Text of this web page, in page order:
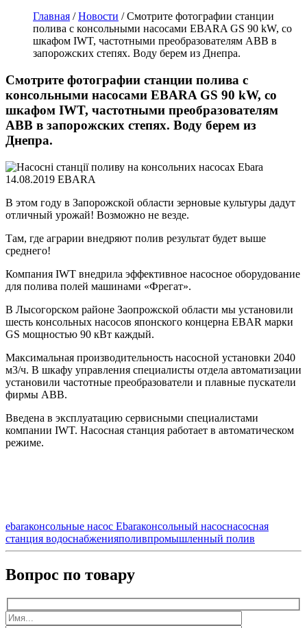
Главная /Новости /Смотрите фотографии станции
полива с консольными насосами EBARA GS 90 kW, со
шкафом IWT, частотными преобразователям ABB в
запорожских степях. Воду берем из Днепра.
Смотрите фотографии станции полива с
консольными насосами EBARA GS 90 kW, со
шкафом IWT, частотными преобразователям
ABB в запорожских степях. Воду берем из
Днепра.
14.08.2019 EBARA
В этом году в Запорожской области зерновые культуры дадут
отличный урожай! Возможно не везде.
Там, где аграрии внедряют полив результат будет выше
среднего!
Компания IWT внедрила эффективное насосное оборудование
для полива полей машинами «Фрегат».
В Лысогорском районе Заопрожской области мы установили
шесть консольных насосов японского концерна EBAR марки
GS мощностью 90 кВт каждый.
Максимальная производительность насосной установки 2040
м3/ч. В шкафу управления специалисты отдела автоматизации
установили частотные преобразователи и плавные пускатели
фирмы ABB.
Введена в эксплуатацию сервисными специалистами
компании IWT. Насосная станция работает в автоматическом
режиме.
ebaraконсольные насос Ebaraконсольный насоснасосная
станция водоснабженияполивпромышленный полив
Вопрос по товару